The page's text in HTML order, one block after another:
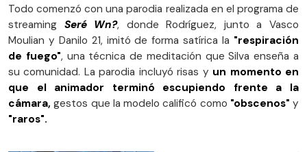
Todo comenzó con una parodia realizada en el programa de
streaming Seré Wn?, donde Rodríguez, junto a Vasco
Moulian y Danilo 21, imitó de forma satírica la "respiración
de fuego", una técnica de meditación que Silva enseña a
su comunidad. La parodia incluyó risas y un momento en
que el animador terminó escupiendo frente a la
cámara, gestos que la modelo calificó como "obscenos" y
"raros".